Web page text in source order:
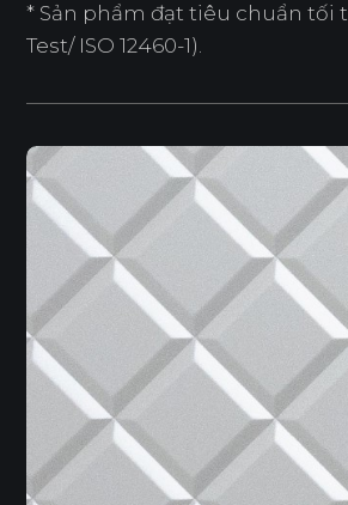
* Sản phẩm đạt tiêu chuẩn tối
Test/ ISO 12460-1).